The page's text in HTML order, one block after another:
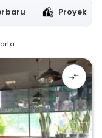
Proyek